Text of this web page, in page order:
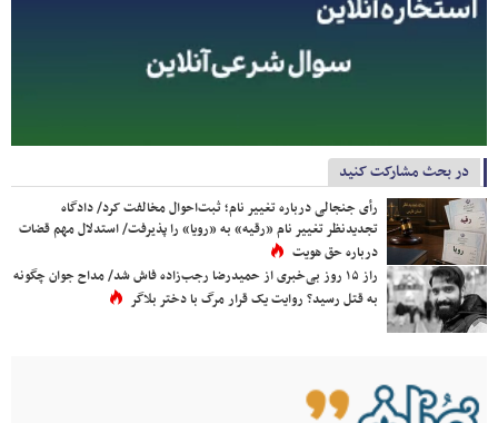
در بحث مشارکت کنید
رأی جنجالی درباره تغییر نام؛ ثبت‌احوال مخالفت کرد/ دادگاه
تجدیدنظر تغییر نام «رقیه» به «رویا» را پذیرفت/ استدلال مهم قضات
درباره حق هویت
راز ۱۵ روز بی‌خبری از حمیدرضا رجب‌زاده فاش شد/ مداح جوان چگونه
به قتل رسید؟ روایت یک قرار مرگ با دختر بلاگر